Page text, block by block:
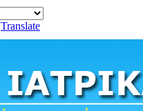
Translate